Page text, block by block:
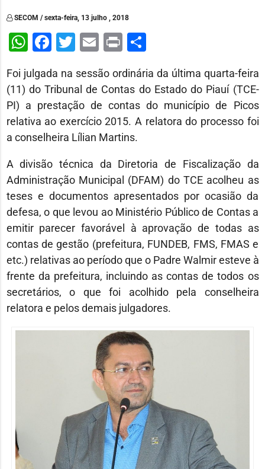
SECOM / sexta-feira, 13 julho , 2018
WhatsApp
Facebook
Twitter
Email
PrintShare
Foi julgada na sessão ordinária da última quarta-feira
(11) do Tribunal de Contas do Estado do Piauí (TCE-
PI) a prestação de contas do município de Picos
relativa ao exercício 2015. A relatora do processo foi
a conselheira Lílian Martins.
A divisão técnica da Diretoria de Fiscalização da
Administração Municipal (DFAM) do TCE acolheu as
teses e documentos apresentados por ocasião da
defesa, o que levou ao Ministério Público de Contas a
emitir parecer favorável à aprovação de todas as
contas de gestão (prefeitura, FUNDEB, FMS, FMAS e
etc.) relativas ao período que o Padre Walmir esteve à
frente da prefeitura, incluindo as contas de todos os
secretários, o que foi acolhido pela conselheira
relatora e pelos demais julgadores.